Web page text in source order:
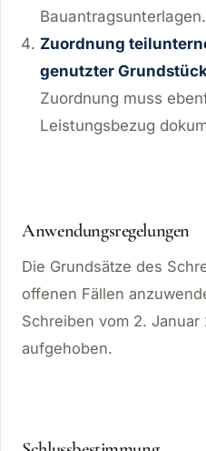
Bauantragsunterlagen.
Zuordnung
genutzter
Zuordnung muss
Leistungsbezug
Anwendungsregelungen
Die Grundsätze des
offenen Fällen
Schreiben vom 2. Januar
aufgehoben.